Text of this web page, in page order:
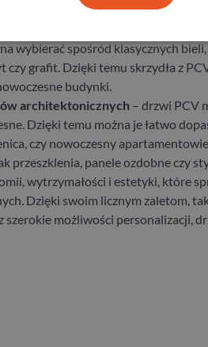
PCV są dostępne w wielu kolorach i
wybierać spośród klasycznych
grafit. Dzięki temu skrzydła z
budynki.
architektonicznych – drzwi PCV
Dzięki temu można je łatwo
czy nowoczesny
przeszklenia, panele ozdobne czy
wytrzymałości i estetyki, które
Dzięki swoim licznym zaletom,
możliwości personalizacji,